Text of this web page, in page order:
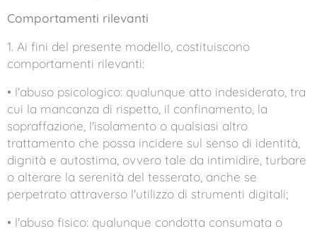
Comportamenti rilevanti
1. Ai fini del presente modello, costituiscono
comportamenti rilevanti:
• l'abuso psicologico: qualunque atto indesiderato, tra
cui la mancanza di rispetto, il confinamento, la
sopraffazione, l'isolamento o qualsiasi altro
trattamento che possa incidere sul senso di identità,
dignità e autostima, ovvero tale da intimidire, turbare
o alterare la serenità del tesserato, anche se
perpetrato attraverso l'utilizzo di strumenti digitali;
• l'abuso fisico: qualunque condotta consumata o